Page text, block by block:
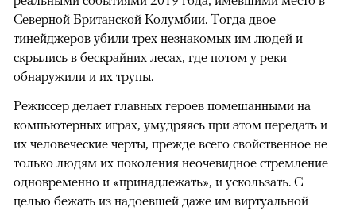
Северной Британской Колумбии. Тогда двое
тинейджеров убили трех незнакомых им людей и
скрылись в бескрайних лесах, где потом у реки
обнаружили и их трупы.
Режиссер делает главных героев помешанными на
компьютерных играх, умудряясь при этом передать и
их человеческие черты, прежде всего свойственное не
только людям их поколения неочевидное стремление
одновременно и «принадлежать», и ускользать. С
целью бежать из надоевшей даже им виртуальной